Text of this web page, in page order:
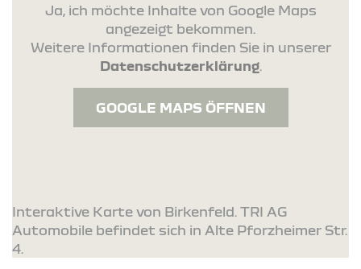
Ja, ich möchte Inhalte von Google Maps
angezeigt bekommen.
Weitere Informationen finden Sie in unserer
Datenschutzerklärung.
GOOGLE MAPS ÖFFNEN
Interaktive Karte von Birkenfeld. TRI AG
Automobile befindet sich in Alte Pforzheimer Str.
4.